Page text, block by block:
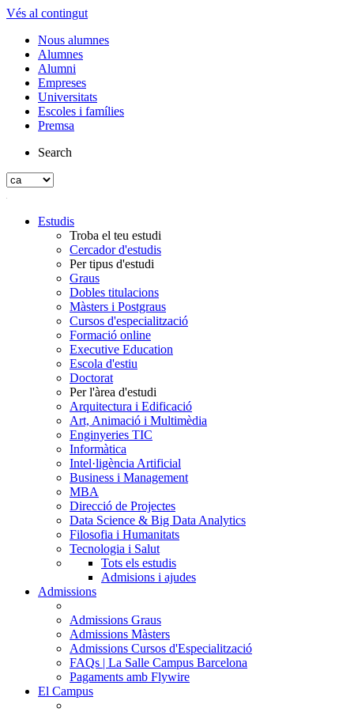
Vés al contingut
Nous alumnes
Alumnes
Alumni
Empreses
Universitats
Escoles i famílies
Premsa
Search
Estudis
Troba el teu estudi
Cercador d'estudis
Per tipus d'estudi
Graus
Dobles titulacions
Màsters i Postgraus
Cursos d'especialització
Formació online
Executive Education
Escola d'estiu
Doctorat
Per l'àrea d'estudi
Arquitectura i Edificació
Art, Animació i Multimèdia
Enginyeries TIC
Informàtica
Intel·ligència Artificial
Business i Management
MBA
Direcció de Projectes
Data Science & Big Data Analytics
Filosofia i Humanitats
Tecnologia i Salut
Tots els estudis
Admisions i ajudes
Admissions
Admissions Graus
Admissions Màsters
Admissions Cursos d'Especialització
FAQs | La Salle Campus Barcelona
Pagaments amb Flywire
El Campus